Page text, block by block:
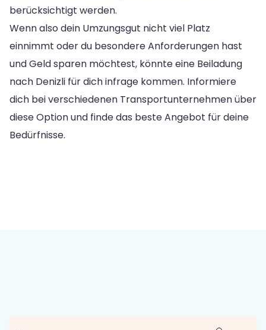
berücksichtigt werden.
Wenn also dein Umzungsgut nicht viel Platz
einnimmt oder du besondere Anforderungen hast
und Geld sparen möchtest, könnte eine Beiladung
nach Denizli für dich infrage kommen. Informiere
dich bei verschiedenen Transportunternehmen über
diese Option und finde das beste Angebot für deine
Bedürfnisse.